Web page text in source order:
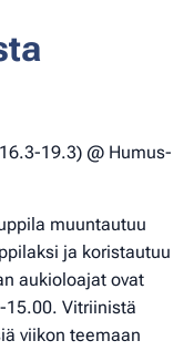
19.3) @ Humus-
muuntautuu
ja koristautuu
aukioloajat ovat
Vitriinistä
viikon teemaan